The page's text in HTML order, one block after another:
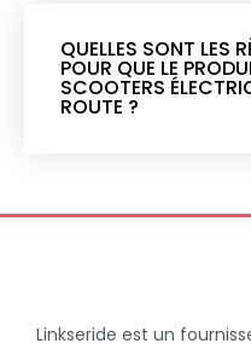
QUELLES SONT LES
POUR QUE LE
SCOOTERS
ROUTE ?
Linkseride est un